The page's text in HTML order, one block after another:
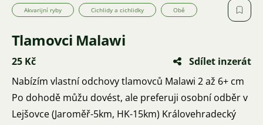
Akvarijní ryby Cichlidy a cichlidky Obě
Tlamovci Malawi
25 Kč
Sdílet inzerát
Nabízím vlastní odchovy tlamovců Malawi 2 až 6+ cm
Po dohodě můžu dovést, ale preferuji osobní odběr v
Lejšovce (Jaroměř-5km, HK-15km) Královehradecký